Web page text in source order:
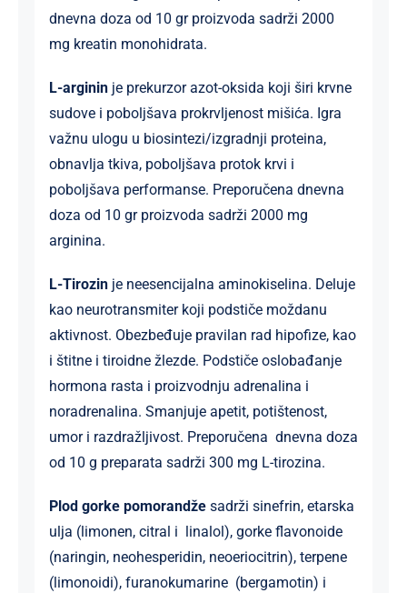
dnevna doza od 10 gr proizvoda sadrži 2000
mg kreatin monohidrata.
L-arginin je prekurzor azot-oksida koji širi krvne
sudove i poboljšava prokrvljenost mišića. Igra
važnu ulogu u biosintezi/izgradnji proteina,
obnavlja tkiva, poboljšava protok krvi i
poboljšava performanse. Preporučena dnevna
doza od 10 gr proizvoda sadrži 2000 mg
arginina.
L-Tirozin je neesencijalna aminokiselina. Deluje
kao neurotransmiter koji podstiče moždanu
aktivnost. Obezbeđuje pravilan rad hipofize, kao
i štitne i tiroidne žlezde. Podstiče oslobađanje
hormona rasta i proizvodnju adrenalina i
noradrenalina. Smanjuje apetit, potištenost,
umor i razdražljivost. Preporučena dnevna doza
od 10 g preparata sadrži 300 mg L-tirozina.
Plod gorke pomorandže sadrži sinefrin, etarska
ulja (limonen, citral i linalol), gorke flavonoide
(naringin, neohesperidin, neoeriocitrin), terpene
(limonoidi), furanokumarine (bergamotin) i